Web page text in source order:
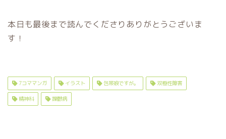
本日も最後まで読んでくださりありがとうございま
す！
7コママンガ イラスト 包帯娘ですが。 双極性障害
精神科 躁鬱病